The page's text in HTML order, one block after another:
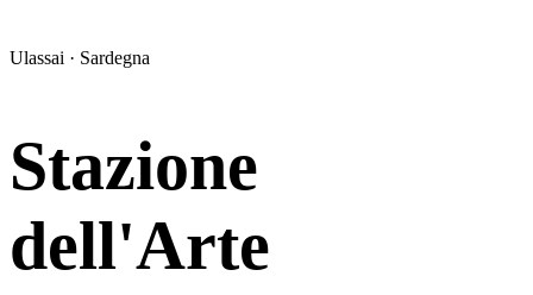
Ulassai · Sardegna
Stazione
dell'Arte